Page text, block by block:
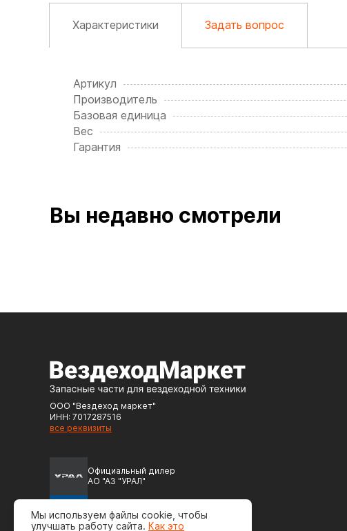
Характеристики Задать вопрос
Артикул
Производитель
Базовая единица
Вес
Гарантия
Вы недавно смотрели
ООО "Вездеход маркет"
ИНН: 7017287516
все реквизиты
Официальный дилер
АО "АЗ "УРАЛ"
Официальный дилер
ПАО "Автодизель" (ЯМЗ)
Мы используем файлы cookie, чтобы
улучшать работу сайта. Как это